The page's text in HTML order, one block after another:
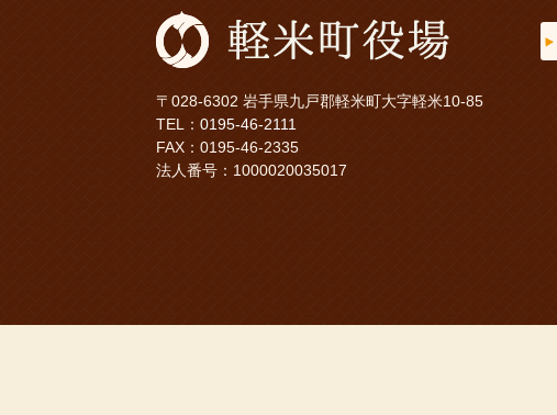
〒028-6302 岩手県九戸郡軽米町大字軽米10-85
TEL： 0195-46-2111
FAX：0195-46-2335
法人番号：1000020035017